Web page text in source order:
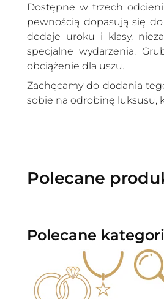
Dostępne w trzech
pewnością dopasują się
dodaje uroku i klasy,
specjalne wydarzenia.
obciążenie dla uszu.
Zachęcamy do dodania
sobie na odrobinę luksusu,
Polecane
Polecane